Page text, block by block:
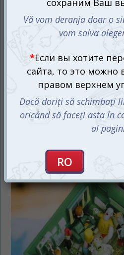
мере продвижения по городу.
Зомби, грозящие
городе, требуют от вас
школу, но время на
следующий шаг?
Партия начинается в школе,
размещенными в
вами три жетона полчищ
с игровым полем, и ещё один
часовой стрелке и включают